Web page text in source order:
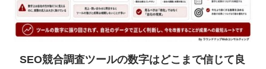
SEO競合調査ツールの数字はどこまで信じて良